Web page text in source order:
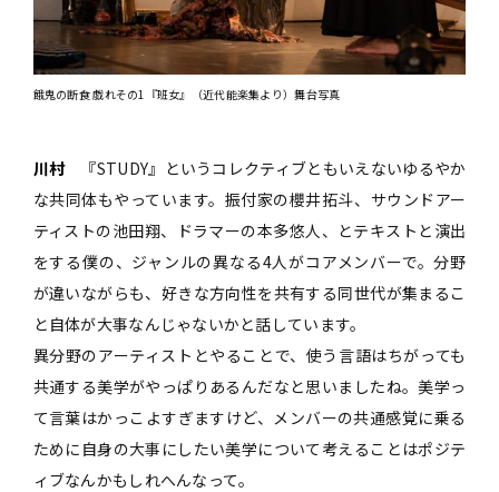
餓鬼の断食 戯れその1『班女』（近代能楽集より）舞台写真
川村『STUDY』というコレクティブともいえないゆるやか
な共同体もやっています。振付家の櫻井拓斗、サウンドアー
ティストの池田翔、ドラマーの本多悠人、とテキストと演出
をする僕の、ジャンルの異なる4人がコアメンバーで。分野
が違いながらも、好きな方向性を共有する同世代が集まるこ
と自体が大事なんじゃないかと話しています。
異分野のアーティストとやることで、使う言語はちがっても
共通する美学がやっぱりあるんだなと思いましたね。美学っ
て言葉はかっこよすぎますけど、メンバーの共通感覚に乗る
ために自身の大事にしたい美学について考えることはポジテ
ィブなんかもしれへんなって。